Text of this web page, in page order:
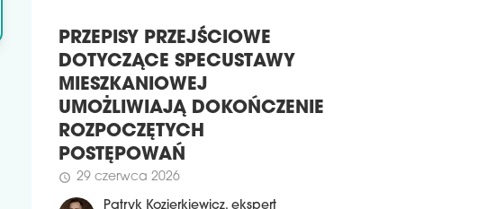
zaplanowano na najbliższe miesiące.
schedule 29 lipca 2026
MICROHARVEST WYBUDUJE
PIERWSZĄ W EUROPIE FABRYKĘ
BIAŁKA MIKROBIOLOGICZNEGO
Firma MicroHarvest planuje budowę
innowacyjnego zakładu produkcji białka
mikrobiologicznego w niemieckiej
PRZEPISY PRZEJŚCIOWE
DOTYCZĄCE SPECUSTAWY
MIESZKANIOWEJ
UMOŻLIWIAJĄ DOKOŃCZENIE
ROZPOCZĘTYCH
POSTĘPOWAŃ
29 czerwca 2026